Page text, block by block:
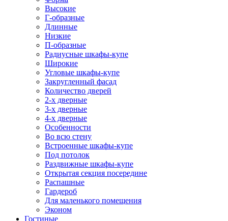
Высокие
Г-образные
Длинные
Низкие
П-образные
Радиусные шкафы-купе
Широкие
Угловые шкафы-купе
Закругленный фасад
Количество дверей
2-х дверные
3-х дверные
4-х дверные
Особенности
Во всю стену
Встроенные шкафы-купе
Под потолок
Раздвижные шкафы-купе
Открытая секция посередине
Распашные
Гардероб
Для маленького помещения
Эконом
Гостиные